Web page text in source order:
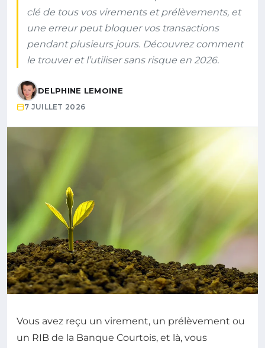
clé de tous vos virements et prélèvements, et
une erreur peut bloquer vos transactions
pendant plusieurs jours. Découvrez comment
le trouver et l’utiliser sans risque en 2026.
DELPHINE LEMOINE
7 JUILLET 2026
Vous avez reçu un virement, un prélèvement ou
un RIB de la Banque Courtois, et là, vous